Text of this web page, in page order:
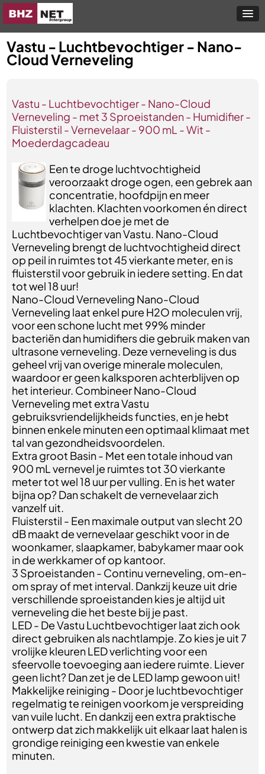
Vastu - Luchtbevochtiger - Nano-
Cloud Verneveling
Vastu - Luchtbevochtiger - Nano-Cloud
Verneveling - met 3 Sproeistanden - Humidifier -
Fluisterstil - Vernevelaar - 900 mL - Wit -
Moederdagcadeau
Een te droge luchtvochtigheid
veroorzaakt droge ogen, een gebrek aan
concentratie, hoofdpijn en meer
klachten. Klachten voorkomen én direct
verhelpen doe je met de
Luchtbevochtiger van Vastu. Nano-Cloud
Verneveling brengt de luchtvochtigheid direct
op peil in ruimtes tot 45 vierkante meter, en is
fluisterstil voor gebruik in iedere setting. En dat
tot wel 18 uur!
Nano-Cloud Verneveling Nano-Cloud
Verneveling laat enkel pure H2O moleculen vrij,
voor een schone lucht met 99% minder
bacteriën dan humidifiers die gebruik maken van
ultrasone verneveling. Deze verneveling is dus
geheel vrij van overige minerale moleculen,
waardoor er geen kalksporen achterblijven op
het interieur. Combineer Nano-Cloud
Verneveling met extra Vastu
gebruiksvriendelijkheids functies, en je hebt
binnen enkele minuten een optimaal klimaat met
tal van gezondheidsvoordelen.
Extra groot Basin - Met een totale inhoud van
900 mL vernevel je ruimtes tot 30 vierkante
meter tot wel 18 uur per vulling. En is het water
bijna op? Dan schakelt de vernevelaar zich
vanzelf uit.
Fluisterstil - Een maximale output van slecht 20
dB maakt de vernevelaar geschikt voor in de
woonkamer, slaapkamer, babykamer maar ook
in de werkkamer of op kantoor.
3 Sproeistanden - Continu verneveling, om-en-
om spray of met interval. Dankzij keuze uit drie
verschillende sproeistanden kies je altijd uit
verneveling die het beste bij je past.
LED - De Vastu Luchtbevochtiger laat zich ook
direct gebruiken als nachtlampje. Zo kies je uit 7
vrolijke kleuren LED verlichting voor een
sfeervolle toevoeging aan iedere ruimte. Liever
geen licht? Dan zet je de LED lamp gewoon uit!
Makkelijke reiniging - Door je luchtbevochtiger
regelmatig te reinigen voorkom je verspreiding
van vuile lucht. En dankzij een extra praktische
ontwerp dat zich makkelijk uit elkaar laat halen is
grondige reiniging een kwestie van enkele
minuten.